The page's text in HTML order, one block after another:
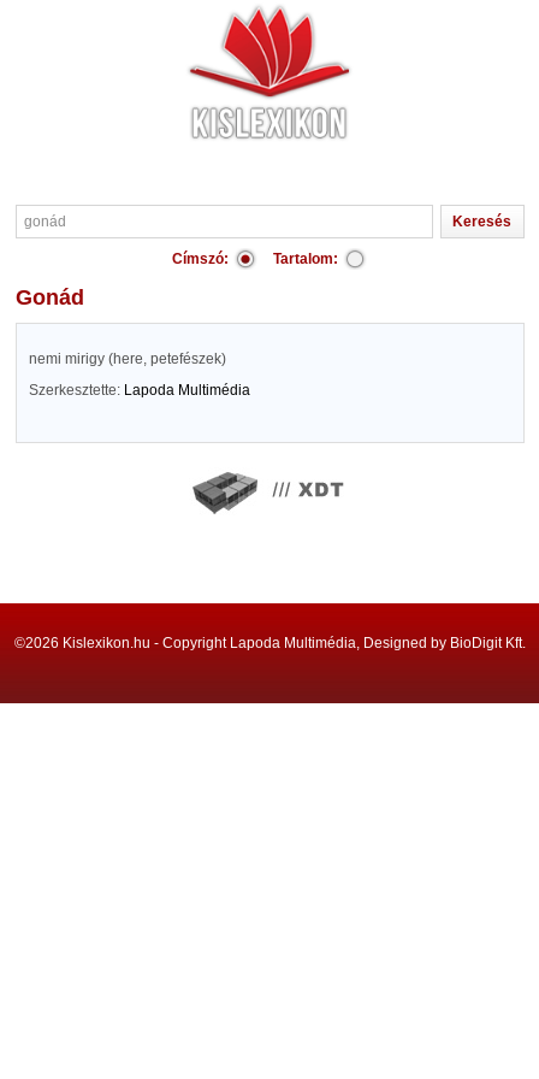
Címszó: Tartalom:
gonád
nemi mirigy (here, petefészek)
Szerkesztette: Lapoda Multimédia
©2026 Kislexikon.hu - Copyright Lapoda Multimédia, Designed by BioDigit Kft.